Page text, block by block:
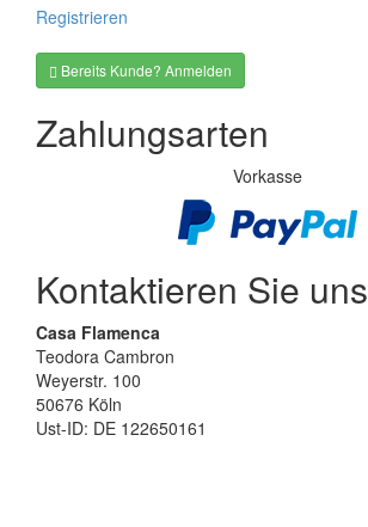
Registrieren
Bereits Kunde? Anmelden
Zahlungsarten
Vorkasse
Kontaktieren Sie uns
Casa Flamenca
Teodora Cambron
Weyerstr. 100
50676 Köln
Ust-ID: DE 122650161